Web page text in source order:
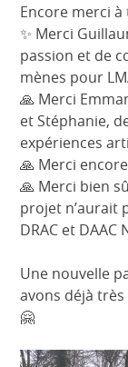
Encore merci à
✨ Merci
passion et de
mènes pour
🙏 Merci
et Stéphanie,
expériences
🙏 Merci
🙏 Merci bien
projet n’aurait
DRAC et
Une nouvelle
avons déjà
🤗